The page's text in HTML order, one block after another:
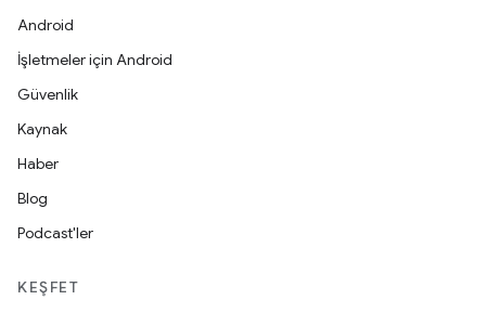
Android
İşletmeler için Android
Güvenlik
Kaynak
Haber
Blog
Podcast'ler
KEŞFET